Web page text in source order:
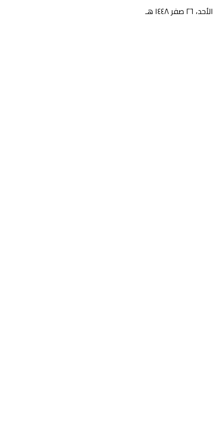
الأحد، ٢٦ صفر ١٤٤٨ هـ